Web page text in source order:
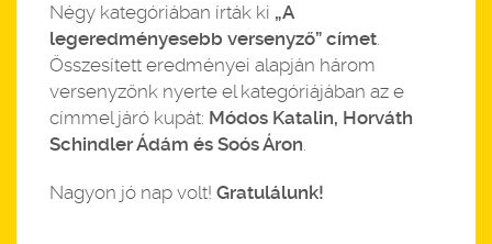
Négy kategóriában írták ki „A
legeredményesebb versenyző” címet.
Összesített eredményei alapján három
versenyzőnk nyerte el kategóriájában az e
címmel járó kupát: Módos Katalin, Horváth
Schindler Ádám és Soós Áron.
Nagyon jó nap volt! Gratulálunk!